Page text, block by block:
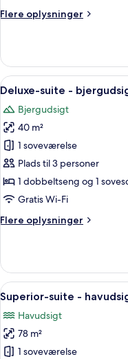
Flere oplysninger
Flere
suite
bjergudsigt
Indlæs
alle
billeder
af
Deluxe-
suite
-
bjergudsigt
17
Deluxe-suite -
Bjergudsigt
40 m²
1 soveværelse
Plads til 3 personer
1 dobbeltseng og 1
Gratis Wi-Fi
Flere oplysninger
Flere
suite
bjergudsigt
Indlæs
alle
billeder
af
Superior-
17
Superior-suite -
Havudsigt
78 m²
1 soveværelse